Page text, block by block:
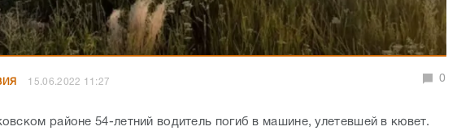
15.06.2022 11:27 0
районе 54-летний водитель погиб в машине, улетевшей в кювет.